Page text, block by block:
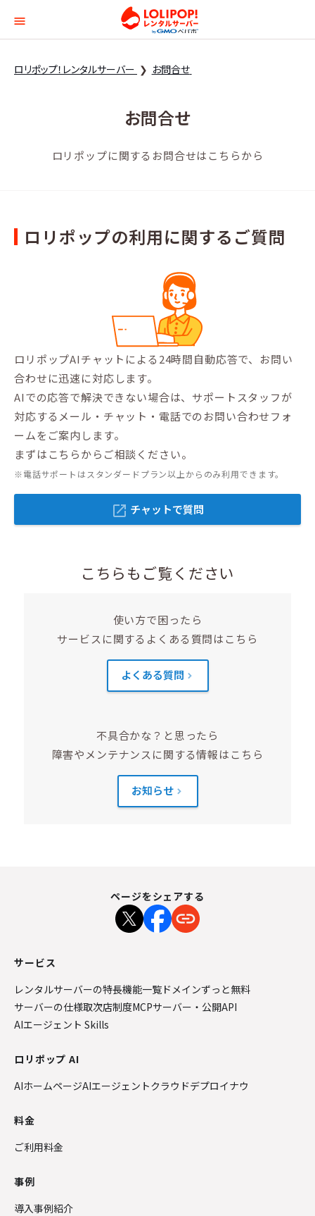
ロリポップ！レンタル
ロリポップ！レンタルサーバー お問合せ
お問合せ
ロリポップに関するお問合せはこちらから
ロリポップの利用に関するご質問
ロリポップAIチャットによる24時間自動応答で、お問い
合わせに迅速に対応します。
AIでの応答で解決できない場合は、サポートスタッフが
対応するメール・チャット・電話でのお問い合わせフォ
ームをご案内します。
まずはこちらからご相談ください。
※電話サポートはスタンダードプラン以上からのみ利用できます。
open_in_new チャットで質問
こちらもご覧ください
使い方で困ったら
サービスに関するよくある質問はこちら
よくある質問
不具合かな？と思ったら
障害やメンテナンスに関する情報はこちら
お知らせ
ページをシェアする
サービス
レンタルサーバーの特長機能一覧 ドメインずっと無料
サーバーの仕様取次店制度MCPサーバー・公開API
AIエージェント Skills
ロリポップ AI
AIホームページAIエージェントクラウドデプロイナウ
料金
ご利用料金
事例
導入事例紹介